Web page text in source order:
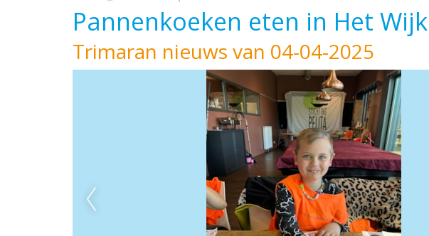
Pannenkoeken eten in Het
Trimaran nieuws van 04-04-2025